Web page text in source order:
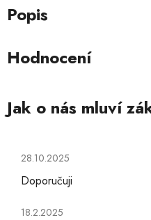
Popis
Hodnocení
Hodnocení obchodu je 5 z
28.10.2025
Doporučuji
Hodnocení obchodu je 5 z
18.2.2025